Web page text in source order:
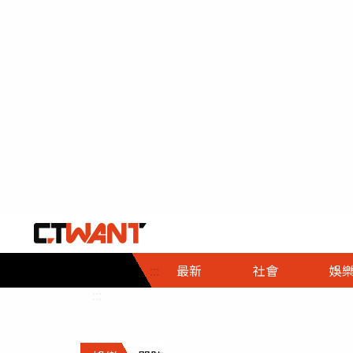
::: 最新 社會
社會首頁
時事
調查
娛樂
娛樂首頁
即時
財經首頁
熱線
政